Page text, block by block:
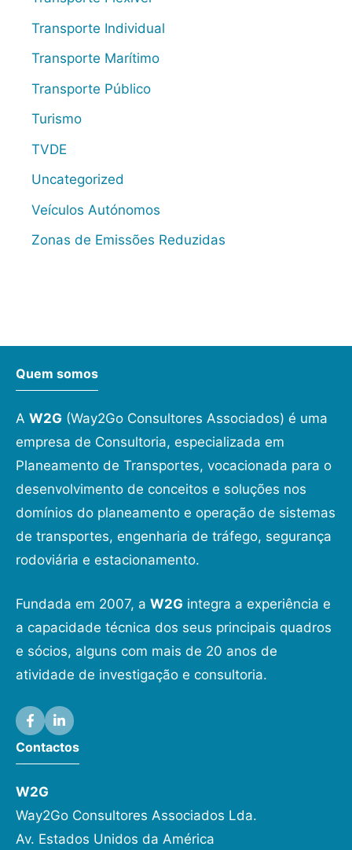
Transporte Individual
Transporte Marítimo
Transporte Público
Turismo
TVDE
Uncategorized
Veículos Autónomos
Zonas de Emissões Reduzidas
Quem somos
A W2G (Way2Go Consultores Associados) é uma
empresa de Consultoria, especializada em
Planeamento de Transportes, vocacionada para o
desenvolvimento de conceitos e soluções nos
domínios do planeamento e operação de sistemas
de transportes, engenharia de tráfego, segurança
rodoviária e estacionamento.
Fundada em 2007, a W2G integra a experiência e
a capacidade técnica dos seus principais quadros
e sócios, alguns com mais de 20 anos de
atividade de investigação e consultoria.
Contactos
W2G
Way2Go Consultores Associados Lda.
Av. Estados Unidos da América